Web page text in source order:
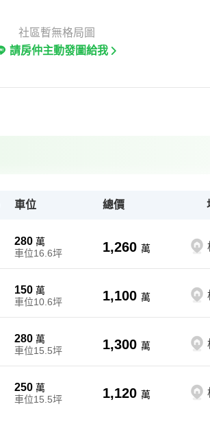
社區暫無格局圖
請房仲主動發圖給我
車位 總價
280萬
車位16.6坪
1,260 萬
150萬
車位10.6坪
1,100 萬
280萬
車位15.5坪
1,300 萬
250萬
車位15.5坪
1,120 萬